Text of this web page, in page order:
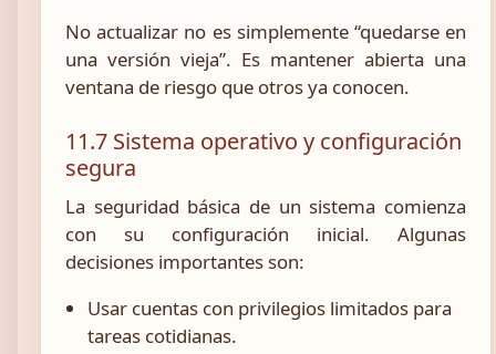
No actualizar no es simplemente “quedarse en
una versión vieja”. Es mantener abierta una
ventana de riesgo que otros ya conocen.
11.7 Sistema operativo y configuración
segura
La seguridad básica de un sistema comienza
con su configuración inicial. Algunas
decisiones importantes son:
Usar cuentas con privilegios limitados para
tareas cotidianas.